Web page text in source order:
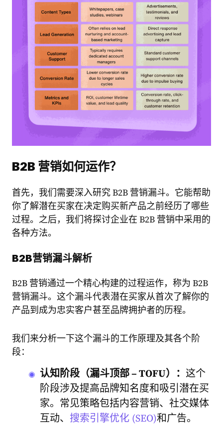
B2B 营销如何运作？
首先，我们需要深入研究 B2B 营销漏斗。它能帮助
你了解潜在买家在决定购买新产品之前经历了哪些
过程。之后，我们将探讨企业在 B2B 营销中采用的
各种方法。
B2B营销漏斗解析
B2B 营销通过一个精心构建的过程运作，称为 B2B
营销漏斗。这个漏斗代表潜在买家从首次了解你的
产品到成为忠实客户甚至品牌拥护者的历程。
我们来分析一下这个漏斗的工作原理及其各个阶
段：
认知阶段（漏斗顶部 – TOFU）： 这个
阶段涉及提高品牌知名度和吸引潜在买
家。常见策略包括内容营销、社交媒体
互动、 搜索引擎优化 (SEO)和广告。